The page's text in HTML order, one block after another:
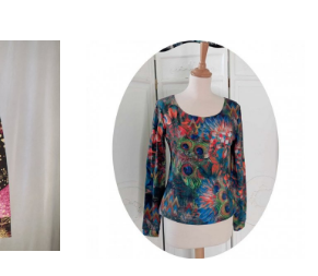
VOIR